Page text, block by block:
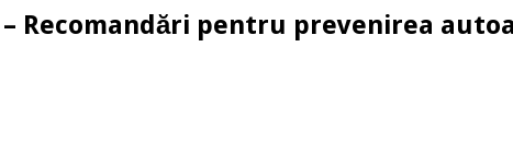
Recomandări pentru prevenirea